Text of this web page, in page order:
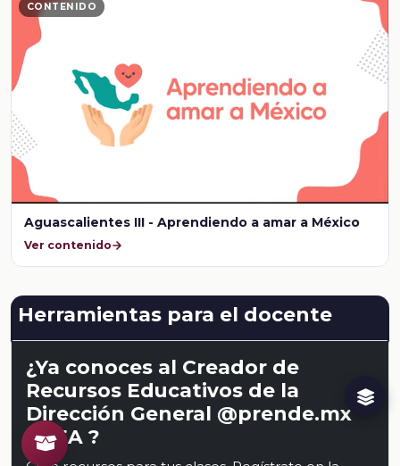
CONTENIDO
Aguascalientes III - Aprendiendo a amar a México
Ver contenido
Herramientas para el docente
¿Ya conoces al Creador de
Recursos Educativos de la
Dirección General @prende.mx
CREA ?